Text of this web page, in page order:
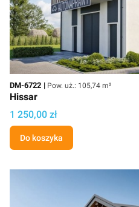
Kod
DM-6722 Powierzchnia użytkowa
Pow. uż.: 105,74 m²
Hissar
Cena projektu
1 250,00 zł
Do koszyka